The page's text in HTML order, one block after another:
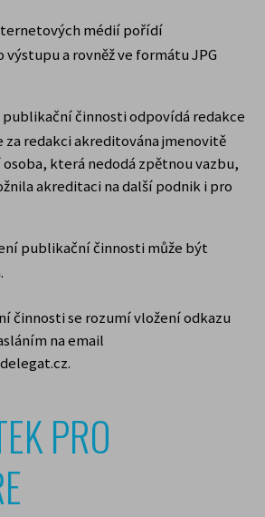
médií pořídí
výstupu a rovněž ve formátu JPG
publikační činnosti odpovídá redakce
za redakci akreditována jmenovitě
která nedodá zpětnou vazbu,
akreditaci na další podnik i pro
publikační činnosti může být
činnosti se rozumí vložení odkazu
na email
PRO
aktivní přihlášení,
atd.).Cookies nejsou
programy ve Vašem
důvěrné informace nebo
Vašeho zařízení.
se cookies dělí na krátkodobá,
vymazána při zavření
nebo při provedené
a dlouhodobá, která
i po jeho opětovném
platnost vyprší v závislosti na
se Vašem prohlížeči může být
stranou (webovými stránkami),
můžete přidávat / měnit /
nástroje pro vývojáře) nebo